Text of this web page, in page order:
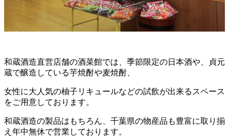
和蔵酒造直営店舗の酒菜館では、季節限定の日本酒や、貞元
蔵で醸造している芋焼酎や麦焼酎、
女性に大人気の柚子リキュールなどの試飲が出来るスペース
をご用意しております。
和蔵酒造の製品はもちろん、千葉県の物産品も豊富に取り揃
え年中無休で営業しております。